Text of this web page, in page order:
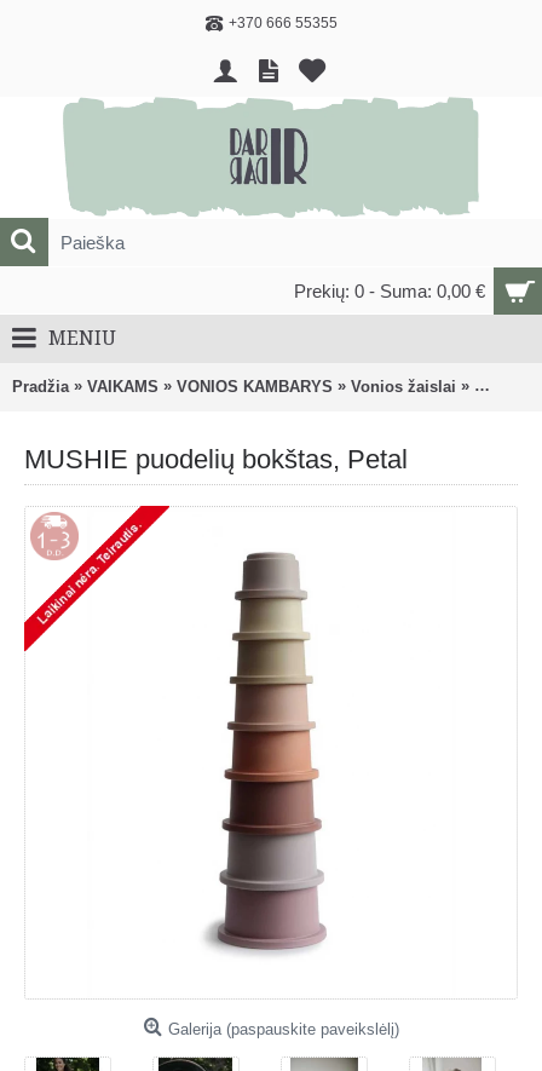
+370 666 55355
Prekių: 0 - Suma: 0,00 €
MENIU
Pradžia » VAIKAMS » VONIOS KAMBARYS » Vonios žaislai »
MUSHIE puodelių bokštas, Petal
Galerija (paspauskite paveikslėlį)